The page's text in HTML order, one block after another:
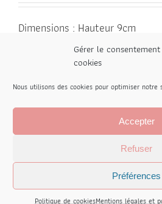
Gérer le
cookies
Nous utilisons des cookies pour optimiser
Accepter
Refuser
Préférences
Politique de cookiesMentions légales et
Dimensions : Hauteur 9cm
Diametre : 7 cm
Contenance 200 ml
Tasse
ADD TO